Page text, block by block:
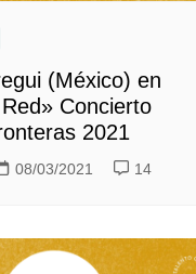
(México) en
Concierto
2021
08/03/2021 14